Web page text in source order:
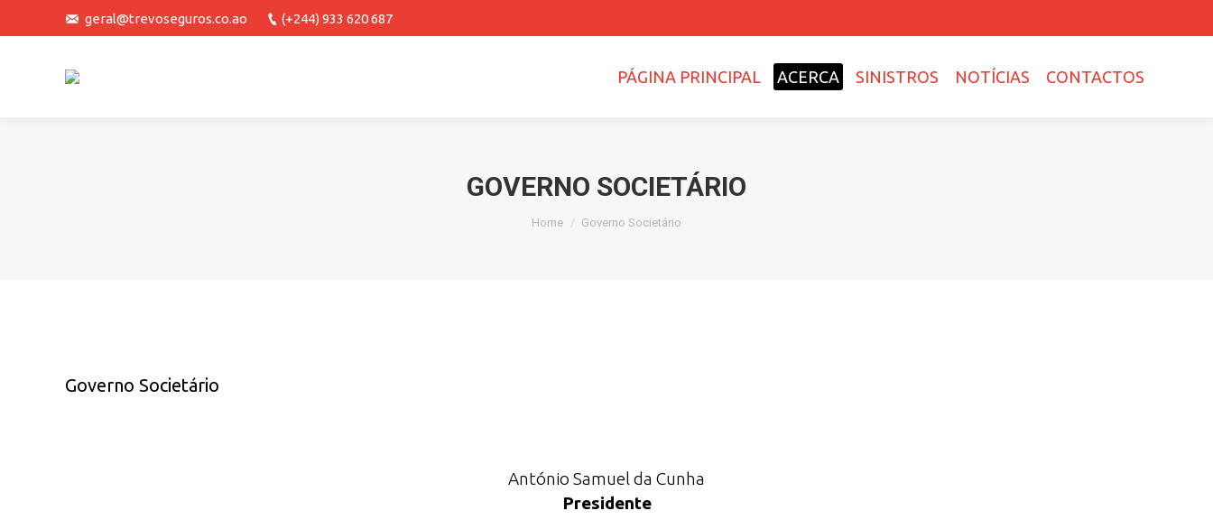
geral@trevoseguros.co.ao (+244) 933 620 687
PÁGINA PRINCIPAL ACERCA SINISTROS NOTÍCIAS CONTACTOS
GOVERNO SOCIETÁRIO
Home Governo Societário
Governo Societário
António Samuel da Cunha
Presidente